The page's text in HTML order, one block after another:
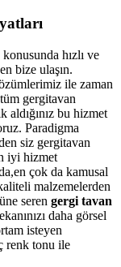
hızlı ve
bize ulaşın.
ile zaman
gergitavan
bu hizmet
Paradigma
siz gergitavan
iyi hizmet
çok da kamusal
malzemelerden
seren gergi tavan
daha görsel
isteyen
renk tonu ile